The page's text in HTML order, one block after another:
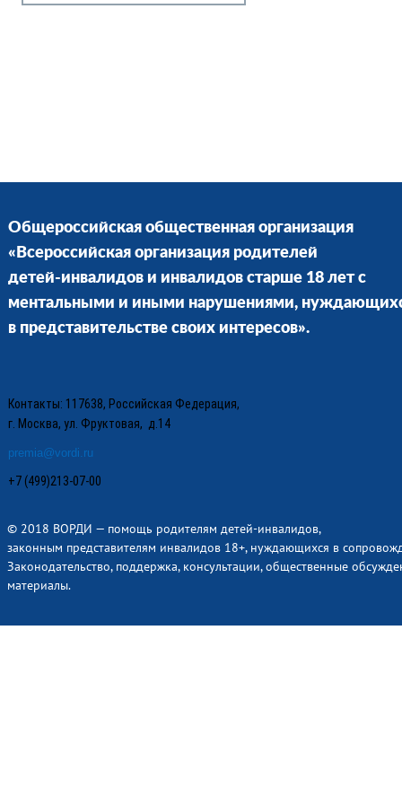
Общероссийская общественная организация
«Всероссийская организация родителей
детей-инвалидов и инвалидов старше 18 лет с
ментальными и иными нарушениями,
в представительстве своих интересов».
Контакты: 117638, Российская Федерация,
г. Москва, ул. Фруктовая, д.14
premia@vordi.ru
+7 (499)213-07-00
© 2018 ВОРДИ — помощь родителям детей-инвалидов,
законным представителям инвалидов 18+, нуждающихся в
Законодательство, поддержка, консультации, общественные
материалы.